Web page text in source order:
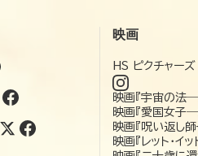
映画
HS ピクチャー
映画『宇宙の法
映画『愛国女子
映画『呪い返し
映画『レット・イッ